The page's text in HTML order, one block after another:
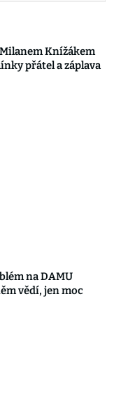
Knížákem
přátel a záplava
na DAMU
vědí, jen moc